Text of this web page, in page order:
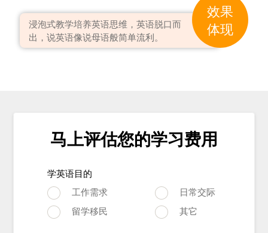
效果
体现
浸泡式教学培养英语思维，英语脱口而
出，说英语像说母语般简单流利。
马上评估您的学习费用
学英语目的
工作需求
日常交际
留学移民
其它